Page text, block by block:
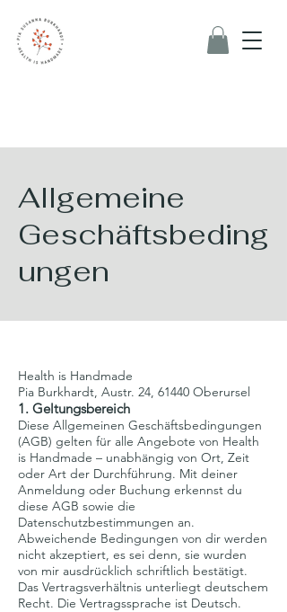
Allgemeine
Geschäftsbeding
ungen
Health is Handmade
Pia Burkhardt, Austr. 24, 61440 Oberursel
1. Geltungsbereich
Diese Allgemeinen Geschäftsbedingungen
(AGB) gelten für alle Angebote von Health
is Handmade – unabhängig von Ort, Zeit
oder Art der Durchführung. Mit deiner
Anmeldung oder Buchung erkennst du
diese AGB sowie die
Datenschutzbestimmungen an.
Abweichende Bedingungen von dir werden
nicht akzeptiert, es sei denn, sie wurden
von mir ausdrücklich schriftlich bestätigt.
Das Vertragsverhältnis unterliegt deutschem
Recht. Die Vertragssprache ist Deutsch.